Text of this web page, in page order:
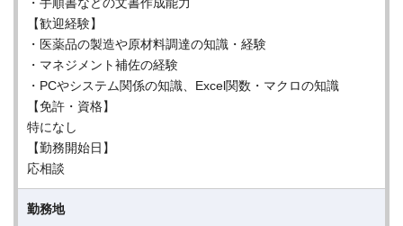
【歓迎経験】
・医薬品の製造や原材料調達の知識・経験
・マネジメント補佐の経験
・PCやシステム関係の知識、Excel関数・マクロの知識
【免許・資格】
特になし
【勤務開始日】
応相談
勤務地